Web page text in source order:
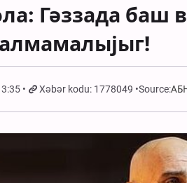
Гәззада баш
Xəbər kodu: 1778049 Source: